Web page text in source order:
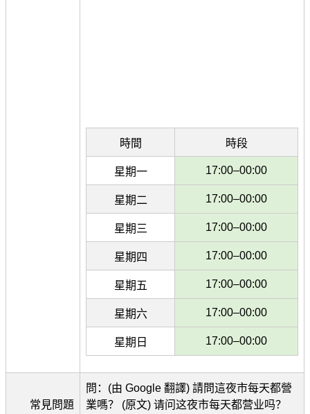
時間 時段
星期一 17:00–00:00
星期二 17:00–00:00
星期三 17:00–00:00
星期四 17:00–00:00
星期五 17:00–00:00
星期六 17:00–00:00
星期日 17:00–00:00
常見問題
問：(由 Google 翻譯) 請問這夜市每天都營
業嗎？ (原文) 请问这夜市每天都营业吗？